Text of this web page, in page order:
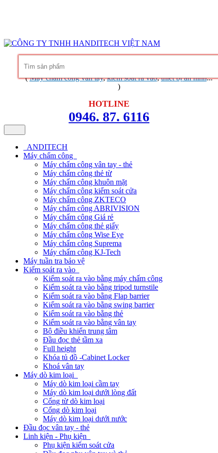
(Máy chấm công vân tay,kiểm soát ra vào,thiết bị an ninh...
)
HOTLINE
0946. 87. 6116
ANDITECH
Máy chấm công
Máy chấm công vân tay - thẻ
Máy chấm công thẻ từ
Máy chấm công khuôn mặt
Máy chấm công kiểm soát cửa
Máy chấm công ZKTECO
Máy chấm công ABRIVISION
Máy chấm công Giá rẻ
Máy chấm công thẻ giấy
Máy chấm công Wise Eye
Máy chấm công Suprema
Máy chấm công KJ-Tech
Máy tuần tra bảo vệ
Kiểm soát ra vào
Kiểm soát ra vào bằng máy chấm công
Kiểm soát ra vào bằng tripod turnstile
Kiểm soát ra vào bằng Flap barrier
Kiểm soát ra vào bằng swing barrier
Kiểm soát ra vào bằng thẻ
Kiểm soát ra vào bằng vân tay
Bộ điều khiển trung tâm
Đầu đọc thẻ tầm xa
Full height
Khóa tủ đồ -Cabinet Locker
Khoá vân tay
Máy dò kim loại
Máy dò kim loại cầm tay
Máy dò kim loại dưới lòng đất
Cổng từ dò kim loại
Cổng dò kim loại
Máy dò kim loại dưới nước
Đầu đọc vân tay - thẻ
Linh kiện - Phụ kiện
Phụ kiện kiểm soát cửa